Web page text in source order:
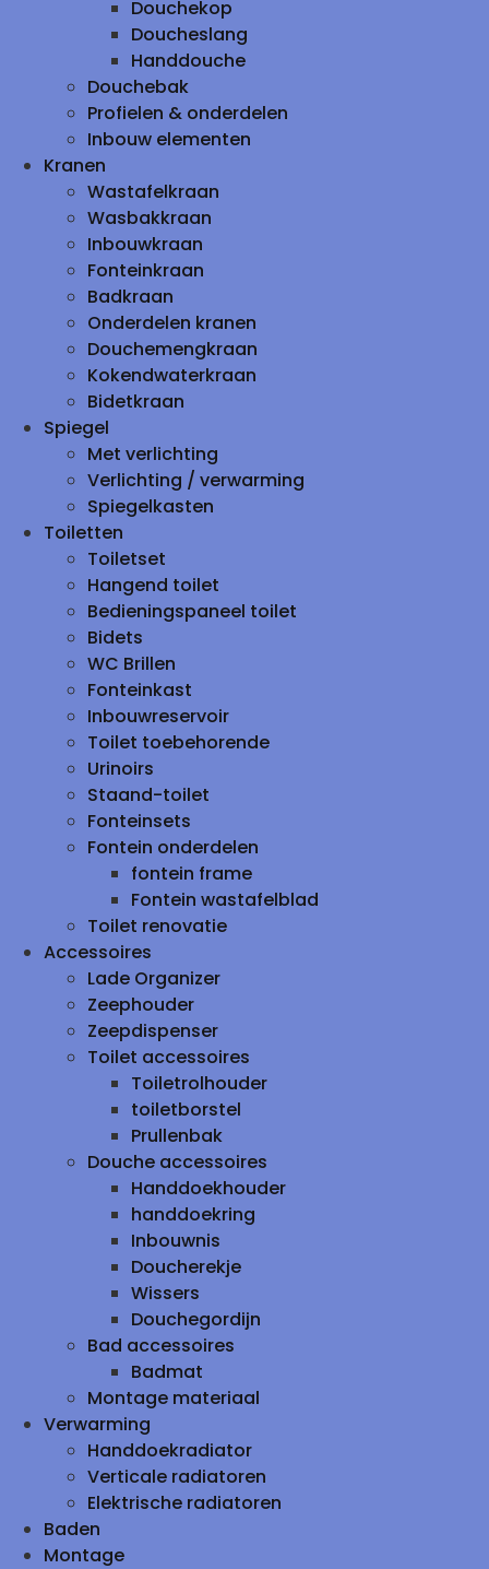
Douchekop
Doucheslang
Handdouche
Douchebak
Profielen & onderdelen
Inbouw elementen
Kranen
Wastafelkraan
Wasbakkraan
Inbouwkraan
Fonteinkraan
Badkraan
Onderdelen kranen
Douchemengkraan
Kokendwaterkraan
Bidetkraan
Spiegel
Met verlichting
Verlichting / verwarming
Spiegelkasten
Toiletten
Toiletset
Hangend toilet
Bedieningspaneel toilet
Bidets
WC Brillen
Fonteinkast
Inbouwreservoir
Toilet toebehorende
Urinoirs
Staand-toilet
Fonteinsets
Fontein onderdelen
fontein frame
Fontein wastafelblad
Toilet renovatie
Accessoires
Lade Organizer
Zeephouder
Zeepdispenser
Toilet accessoires
Toiletrolhouder
toiletborstel
Prullenbak
Douche accessoires
Handdoekhouder
handdoekring
Inbouwnis
Doucherekje
Wissers
Douchegordijn
Bad accessoires
Badmat
Montage materiaal
Verwarming
Handdoekradiator
Verticale radiatoren
Elektrische radiatoren
Baden
Montage